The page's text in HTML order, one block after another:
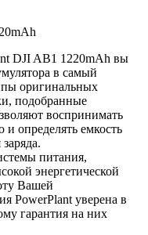
DJI AB1 1220mAh вы
в самый
оригинальных
подобранные
воспринимать
определять емкость
питания,
энергетической
Вашей
PowerPlant уверена в
гарантия на них